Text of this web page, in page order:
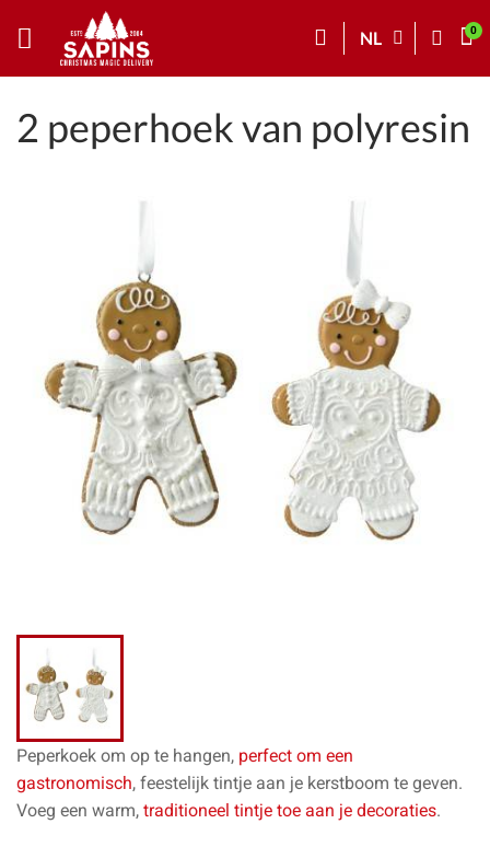
NL
2 peperhoek van polyresin
Peperkoek om op te hangen, perfect om een
gastronomisch, feestelijk tintje aan je kerstboom te geven.
Voeg een warm, traditioneel tintje toe aan je decoraties.